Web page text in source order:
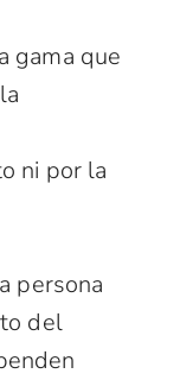
gama que
ni por la
persona
del